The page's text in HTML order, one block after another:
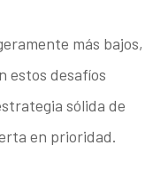
más bajos,
estos desafíos
sólida de
en prioridad.